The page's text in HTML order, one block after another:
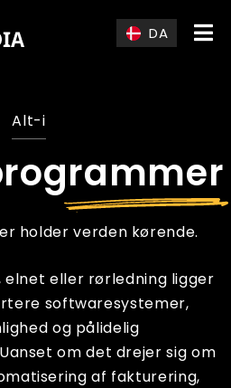
DA
Alt-i
holder verden kørende.
elnet eller rørledning ligger
softwaresystemer,
og pålidelig
om det drejer sig om
af fakturering,